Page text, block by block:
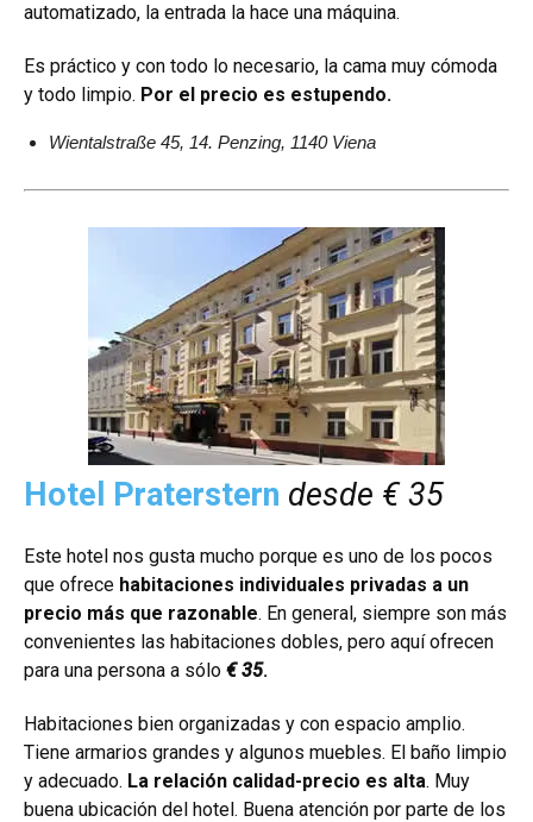
automatizado, la entrada la hace una máquina.
Es práctico y con todo lo necesario, la cama muy cómoda
y todo limpio. Por el precio es estupendo.
Wientalstraße 45, 14. Penzing, 1140 Viena
Hotel Praterstern desde € 35
Este hotel nos gusta mucho porque es uno de los pocos
que ofrece habitaciones individuales privadas a un
precio más que razonable. En general, siempre son más
convenientes las habitaciones dobles, pero aquí ofrecen
para una persona a sólo € 35.
Habitaciones bien organizadas y con espacio amplio.
Tiene armarios grandes y algunos muebles. El baño limpio
y adecuado. La relación calidad-precio es alta. Muy
buena ubicación del hotel. Buena atención por parte de los